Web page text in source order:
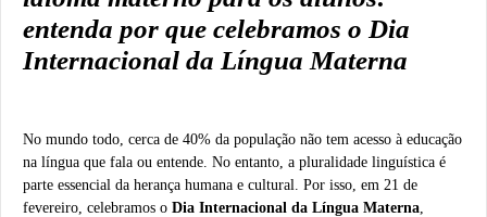
entenda por que celebramos o Dia
Internacional da Língua Materna
No mundo todo, cerca de 40% da população não tem acesso à educação
na língua que fala ou entende. No entanto, a pluralidade linguística é
parte essencial da herança humana e cultural. Por isso, em 21 de
fevereiro, celebramos o Dia Internacional da Língua Materna